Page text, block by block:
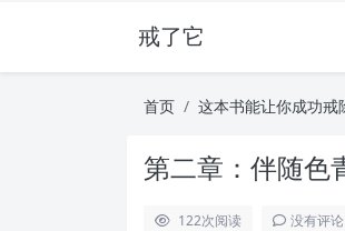
戒了它
首页 这本书能让你成功戒
第二章：伴随色
122次阅读 没有评论